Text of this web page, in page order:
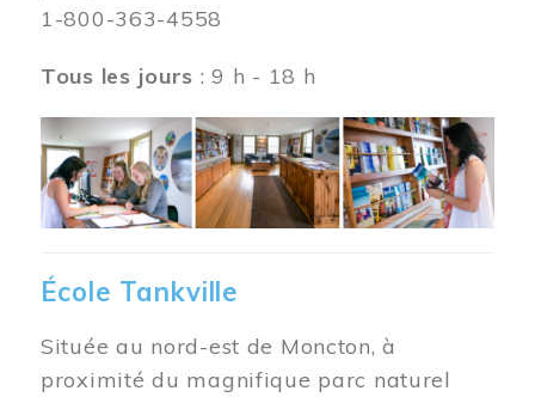
1-800-363-4558
Tous les jours : 9 h - 18 h
Image
École Tankville
Située au nord-est de Moncton, à
proximité du magnifique parc naturel